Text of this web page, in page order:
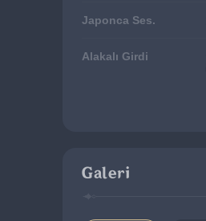
Japonca Ses.
Alakalı Girdi
Galeri